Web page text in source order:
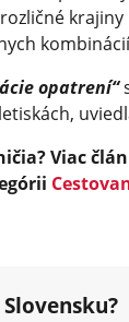
opatrení“
Viac